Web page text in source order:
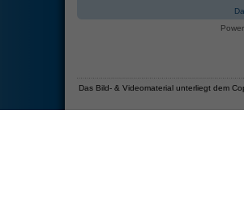
Das Bild- & Videomaterial unterliegt dem